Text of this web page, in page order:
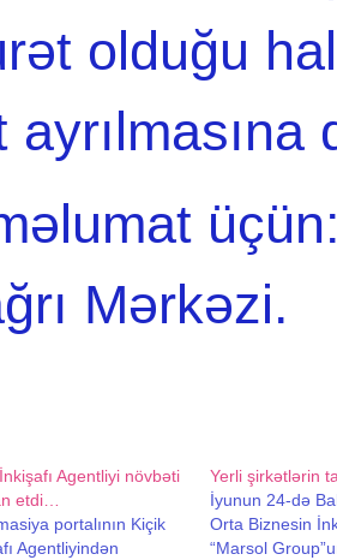
olduğu
ayrılmasına
Mərkəzi.
Agentliyi növbəti
etdi…
portalının Kiçik
Agentliyindən
Yerli şirkətlərin
İyunun 24-də
Orta Biznesin
“Marsol